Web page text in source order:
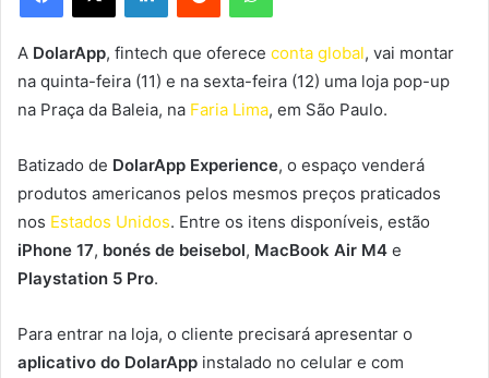
A DolarApp, fintech que oferece conta global, vai montar
na quinta-feira (11) e na sexta-feira (12) uma loja pop-up
na Praça da Baleia, na Faria Lima, em São Paulo.
Batizado de DolarApp Experience, o espaço venderá
produtos americanos pelos mesmos preços praticados
nos Estados Unidos. Entre os itens disponíveis, estão
iPhone 17, bonés de beisebol, MacBook Air M4 e
Playstation 5 Pro.
Para entrar na loja, o cliente precisará apresentar o
aplicativo do DolarApp instalado no celular e com